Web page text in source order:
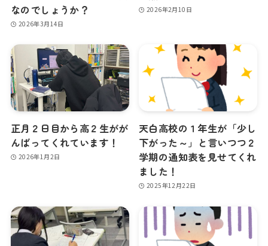
なのでしょうか？
2026年3月14日
2026年2月10日
正月２日目から高２生がが
んばってくれています！
2026年1月2日
天白高校の１年生が「少し
下がった～」と言いつつ２
学期の通知表を見せてくれ
ました！
2025年12月22日